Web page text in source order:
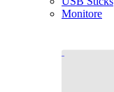
Monitore